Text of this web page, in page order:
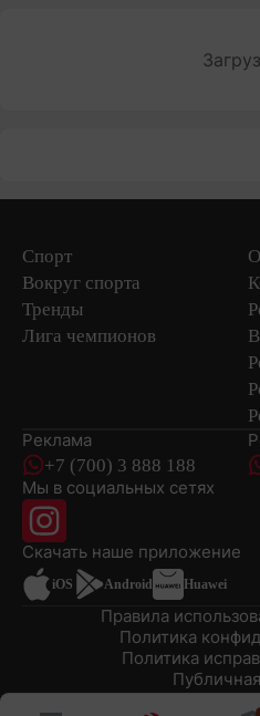
Спорт
Вокруг спорта
Тренды
Лига чемпионов
Реклама
+7 (700) 3 888 188
Мы в социальных сетях
Скачать наше приложение
iOS Android Huawei
Политика
Политика
Правила